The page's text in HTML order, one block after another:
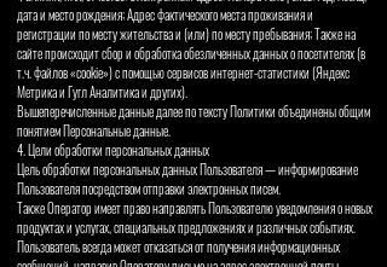
дата и место рождения; Адрес фактического места проживания и
регистрации по месту жительства и (или) по месту пребывания; Также на
сайте происходит сбор и обработка обезличенных данных о посетителях (в
т.ч. файлов «cookie») с помощью сервисов интернет-статистики (Яндекс
Метрика и Гугл Аналитика и других).
Вышеперечисленные данные далее по тексту Политики объединены общим
понятием Персональные данные.
4. Цели обработки персональных данных
Цель обработки персональных данных Пользователя — информирование
Пользователя посредством отправки электронных писем.
Также Оператор имеет право направлять Пользователю уведомления о новых
продуктах и услугах, специальных предложениях и различных событиях.
Пользователь всегда может отказаться от получения информационных